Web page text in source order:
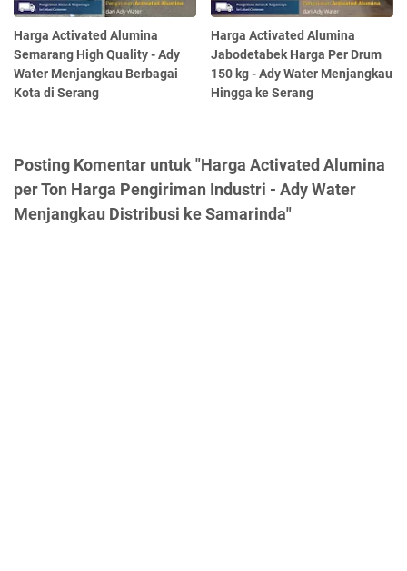
Harga Activated Alumina
Semarang High Quality - Ady
Water Menjangkau Berbagai
Kota di Serang
Harga Activated Alumina
Jabodetabek Harga Per Drum
150 kg - Ady Water Menjangkau
Hingga ke Serang
Posting Komentar untuk "Harga Activated Alumina
per Ton Harga Pengiriman Industri - Ady Water
Menjangkau Distribusi ke Samarinda"